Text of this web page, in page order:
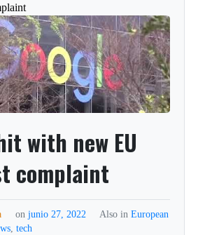
with new EU
complaint
on junio 27, 2022 Also in European
,tech